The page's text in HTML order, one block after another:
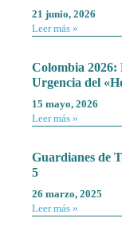
21 junio, 2026
Leer más »
Colombia 2026:
Urgencia del
15 mayo, 2026
Leer más »
Guardianes de
5
26 marzo, 2025
Leer más »